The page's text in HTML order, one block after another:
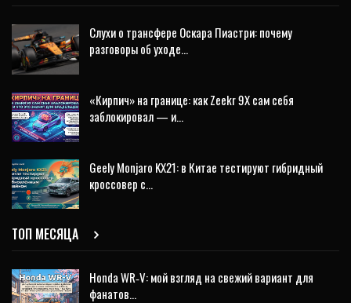
Слухи о трансфере Оскара Пиастри: почему
разговоры об уходе…
«Кирпич» на границе: как Zeekr 9X сам себя
заблокировал — и…
Geely Monjaro KX21: в Китае тестируют гибридный
кроссовер с…
ТОП МЕСЯЦА
Honda WR‑V: мой взгляд на свежий вариант для
фанатов…